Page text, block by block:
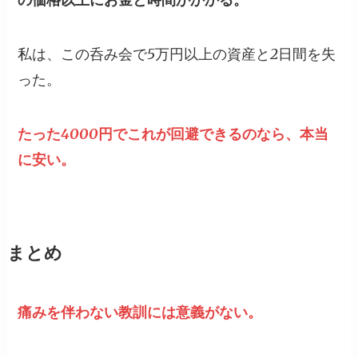
私は、この呑み会で5万円以上の資産と2日間を失
った。
たった4000円でこれが回避できるのなら、本当
に安い。
まとめ
痛みを伴わない教訓には意義がない。